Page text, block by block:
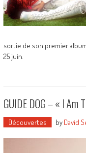
sortie de son premier
25 juin.
GUIDE DOG – « I Am
Découvertes by David